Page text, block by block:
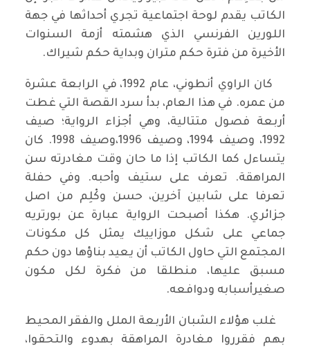
الكاتب يقدم لوحة اجتماعية تجري أحداثها في جهة
اللورين الفرنسي الذي هشمته أزمة السنوات
الأخيرة من فترة حكم متران وبداية حكم شيراك.
كان الراوي أنطوني، عام 1992، في الرابعة عشرة
من عمره. في هذا العام، بدأ سرد القصة التي غطت
أربعة فصول متتالية، وهي أجزاء الرواية؛ صيف
1992، وصيف 1994، وصيف 1996،وصيف 1998. كان
يتساءل كما الكاتب إذا ما حان وقت مغادرته سن
المراهقة. تعرف على ستيف وأحبه. وفي حفلة
تعرفا على شابين آخرين، حسن وكْلِم من اصل
جزائري. هكذا أصبحت الرواية عبارة عن بورتريه
جماعي على شكل موزاييك يمثل كل مكونات
المجتمع التي حاول الكاتب أن يعيد بناؤها دون حكم
مسبق عليها، منطلقا من فكرة لكل مكون
صغيرأسبابه ودوافعه.
غلب هؤلاء الشبان الأربعة الملل والفقر المحيط
بهم فقرروا مغادرة المراهقة بهدوء والتحقوا،